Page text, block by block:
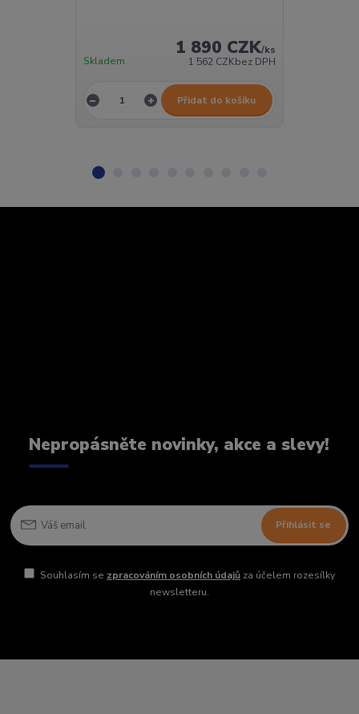
1 890 CZK/ks
1 562 CZKbez DPH
Skladem
Přidat do košíku
Nepropásněte novinky, akce a slevy!
Přihlásit se
Souhlasím se zpracováním osobních údajůza účelem rozesílky
newsletteru.